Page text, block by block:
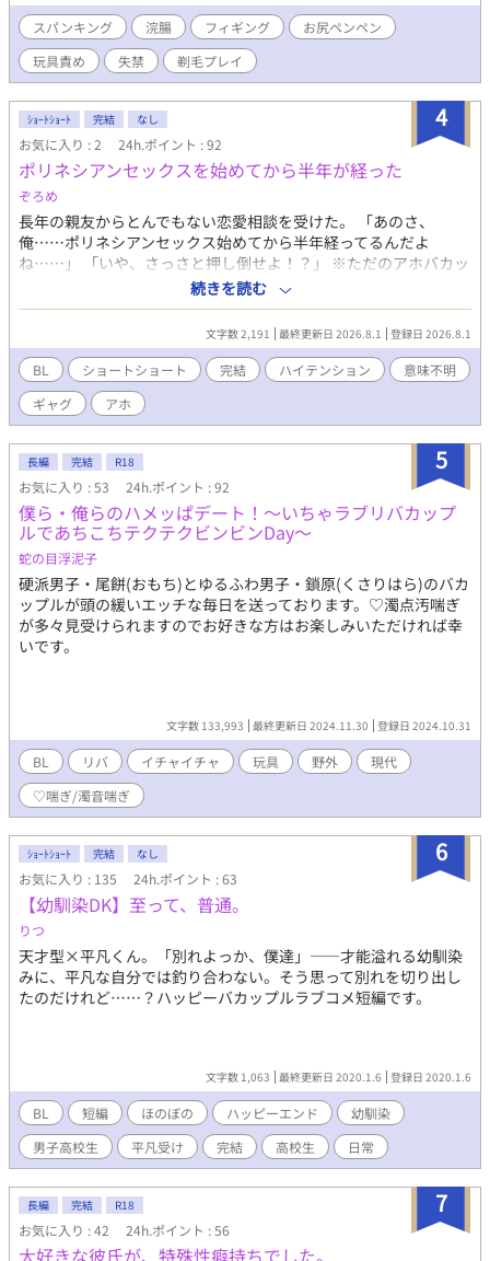
スパンキング 浣腸 フィギング
お尻ペンペン
玩具責め
失禁 剃毛プレイ
4
ｼｮｰﾄｼｮｰﾄ 完結 なし
お気に入り : 2 24h.ポイント : 92
ポリネシアンセックスを始めてから半年が経った
ぞろめ
長年の親友からとんでもない恋愛相談を受けた。 「あのさ、
俺……ポリネシアンセックス始めてから半年経ってるんだよ
ね……」 「いや、さっさと押し倒せよ！？」 ※ただのアホバカッ
プルの話です。 終始意味不明なので何でも許せる方向けです。 ム
ーンライトノベルズで同時掲載中。
続きを読む
文字数 2,191 最終更新日 2026.8.1 登録日 2026.8.1
BL ショートショート 完結 ハイテンション
意味不明
ギャグ
アホ
5
長編 完結 R18
お気に入り : 53 24h.ポイント : 92
僕ら・俺らのハメッぱデート！〜いちゃラブリバカップ
ルであちこちテクテクビンビンDay〜
蛇の目浮泥子
硬派男子・尾餅(おもち)とゆるふわ男子・鎖原(くさりはら)のバカ
ップルが頭の緩いエッチな毎日を送っております。♡濁点汚喘ぎ
が多々見受けられますのでお好きな方はお楽しみいただければ幸
いです。
文字数 133,993 最終更新日 2024.11.30 登録日 2024.10.31
BL リバ イチャイチャ 玩具 野外
現代
♡喘ぎ/濁音喘ぎ
6
ｼｮｰﾄｼｮｰﾄ 完結 なし
お気に入り : 135 24h.ポイント : 63
【幼馴染DK】至って、普通。
りつ
天才型×平凡くん。「別れよっか、僕達」――才能溢れる幼馴染
みに、平凡な自分では釣り合わない。そう思って別れを切り出し
たのだけれど……？ハッピーバカップルラブコメ短編です。
文字数 1,063 最終更新日 2020.1.6 登録日 2020.1.6
BL 短編 ほのぼの ハッピーエンド
幼馴染
男子高校生
平凡受け 完結 高校生 日常
7
長編 完結 R18
お気に入り : 42 24h.ポイント : 56
大好きな彼氏が、特殊性癖持ちでした。